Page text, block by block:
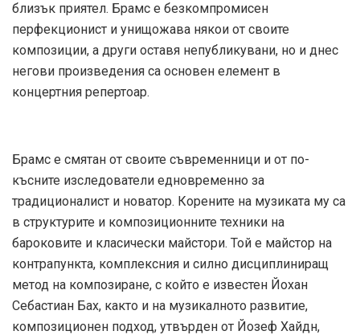
близък приятел. Брамс е безкомпромисен
перфекционист и унищожава някои от своите
композиции, а други оставя непубликувани, но и днес
негови произведения са основен елемент в
концертния репертоар.
Брамс е смятан от своите съвременници и от по-
късните изследователи едновременно за
традиционалист и новатор. Корените на музиката му са
в структурите и композиционните техники на
бароковите и класически майстори. Той е майстор на
контрапункта, комплексния и силно дисциплиниращ
метод на композиране, с който е известен Йохан
Себастиан Бах, както и на музикалното развитие,
композиционен подход, утвърден от Йозеф Хайдн,